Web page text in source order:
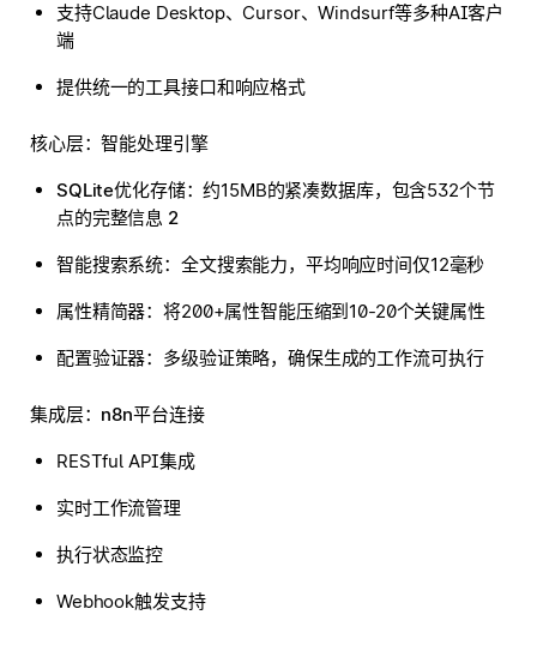
支持Claude Desktop、Cursor、Windsurf等多种AI客户
端
提供统一的工具接口和响应格式
核心层：智能处理引擎
SQLite优化存储：约15MB的紧凑数据库，包含532个节
点的完整信息 2
智能搜索系统：全文搜索能力，平均响应时间仅12毫秒
属性精简器：将200+属性智能压缩到10-20个关键属性
配置验证器：多级验证策略，确保生成的工作流可执行
集成层：n8n平台连接
RESTful API集成
实时工作流管理
执行状态监控
Webhook触发支持